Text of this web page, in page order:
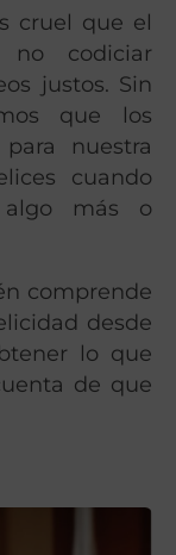
cruel que el
no codiciar
justos. Sin
que los
nuestra
cuando
algo más o
comprende
desde
lo que
de que